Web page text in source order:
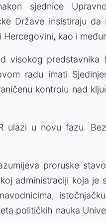
sjednice
Države insistiraju
kao i
visokog predstavnika
radu imati
kontrolu nad
ulazi u novu fazu.
proruske
administraciji koja je
političkih nauka